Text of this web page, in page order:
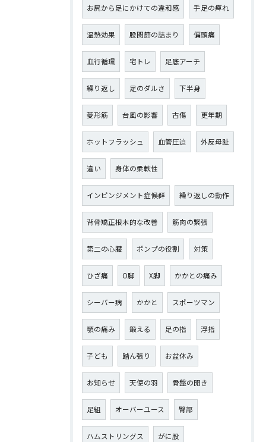
お尻から足にかけての違和感 手足の痺れ
温熱効果 股関節の詰まり 偏頭痛
血行循環 宅トレ 足底アーチ
繰り返し 足のダルさ 下半身
菱形筋 台風の影響 古傷 更年期
ホットフラッシュ 血管圧迫 外反母趾
違い 身体の柔軟性
インピンジメント症候群 繰り返しの動作
背骨矯正根本的な改善 筋肉の緊張
第二の心臓 ポンプの役割 対策
ひざ痛 О脚 X脚 かかとの痛み
シーバー病 かかと スポーツマン
顎の痛み 鍛える 足の指 浮指
子ども 踏ん張り お盆休み
お知らせ 天使の羽 骨盤の開き
足組 オーバーユース 臀部
ハムストリングス がに股